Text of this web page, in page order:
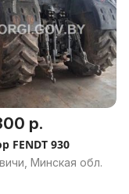
р.
FENDT 930
Минская обл.